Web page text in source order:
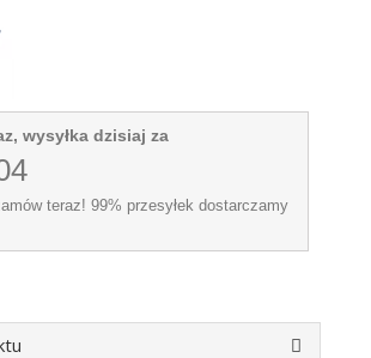
wysyłka dzisiaj za
teraz! 99% przesyłek dostarczamy